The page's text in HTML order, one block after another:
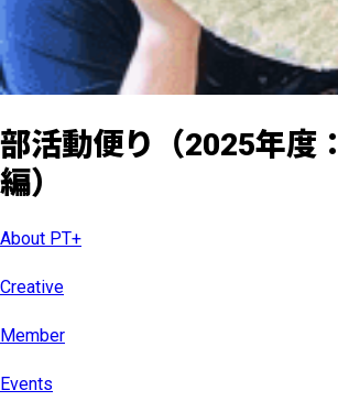
部活動便り（2025年度
編）
About PT+
Creative
Member
Events